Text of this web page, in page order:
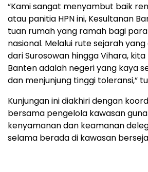
“Kami sangat menyambut baik
atau panitia HPN ini, Kesultanan
tuan rumah yang ramah bagi
nasional. Melalui rute sejarah
dari Surosowan hingga Vihara,
Banten adalah negeri yang kaya
dan menjunjung tinggi toleransi,”
Kunjungan ini diakhiri dengan
bersama pengelola kawasan
kenyamanan dan keamanan
selama berada di kawasan